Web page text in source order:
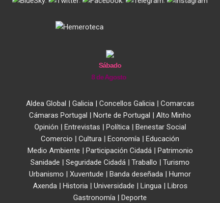
Sábado
8 de Agosto
Aldea Global | Galicia| Concellos Galicia| Comarcas
Cámaras Portugal | Norte de Portugal | Alto Minho
Opinión | Entrevistas | Política| Benestar Social
Comercio | Cultura | Economía | Educación
Medio Ambiente | Participación Cidadá| Patrimonio
Sanidade | Seguridade Cidadá | Traballo | Turismo
Urbanismo | Xuventude | Banda deseñada | Humor
Axenda| Historia| Universidade | Lingua| Libros
Gastronomía | Deporte